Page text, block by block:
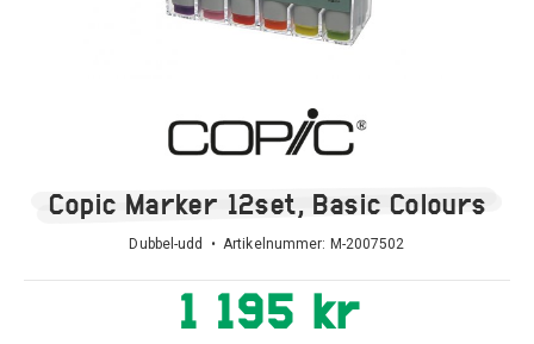
Copic Marker 12set, Basic Colours
Dubbel-udd • Artikelnummer: M-2007502
1 195 kr